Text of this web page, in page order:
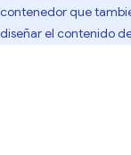
contenedor que
diseñar el contenido